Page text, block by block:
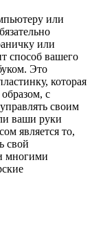
или
или
способ вашего
Это
которая
с
своим
ваши руки
является то,
свой
многими